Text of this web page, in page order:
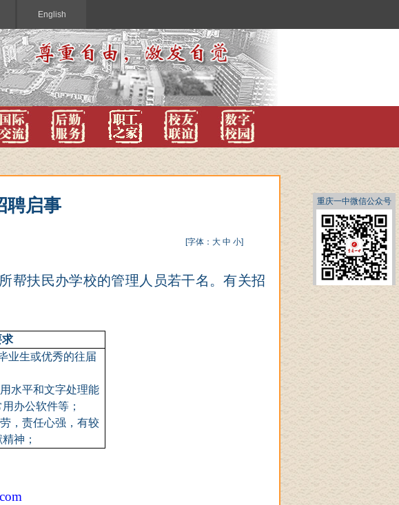
English
聘启事
[字体： 大 中 小]
帮扶民办学校的管理人员若干名。有关招
业生或优秀的往届
水平和文字处理能
办公软件等 ；
，责任心强，有较
神；
重庆一中微信公众号